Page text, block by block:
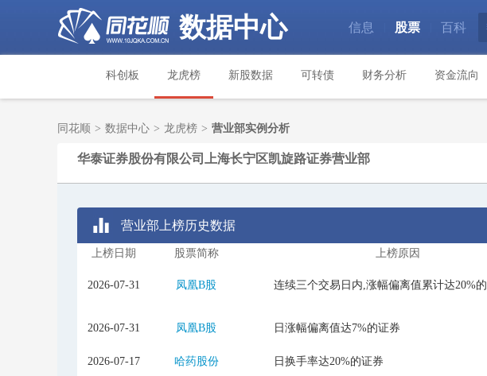
数据中心 信息 股票 百科
科创板 龙虎榜 新股数据 可转债 财务分析 资金流向
同花顺 > 数据中心 > 龙虎榜 > 营业部实例分析
华泰证券股份有限公司上海长宁区凯旋路证券营业部
营业部上榜历史数据
上榜日期 股票简称 上榜原因
2026-07-31 凤凰B股 连续三个交易日内,涨幅偏离值累计达20%
2026-07-31 凤凰B股 日涨幅偏离值达7%的证券
2026-07-17
哈药股份 日换手率达20%的证券